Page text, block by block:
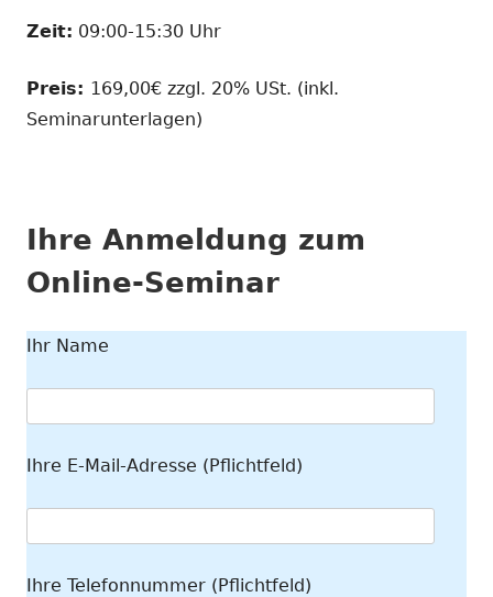
Zeit: 09:00-15:30 Uhr
Preis: 169,00€ zzgl. 20% USt. (inkl.
Seminarunterlagen)
Ihre Anmeldung zum
Online-Seminar
Ihr Name
Ihre E-Mail-Adresse (Pflichtfeld)
Ihre Telefonnummer (Pflichtfeld)